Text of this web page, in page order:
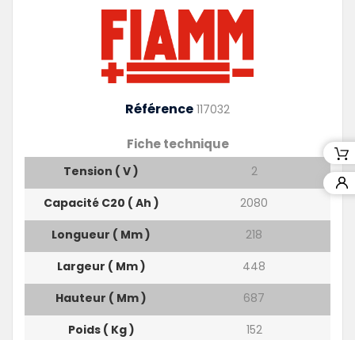
Référence 117032
Fiche technique
Tension ( V )
2
Capacité C20 ( Ah )
2080
Longueur ( Mm )
218
Largeur ( Mm )
448
Hauteur ( Mm )
687
Poids ( Kg )
152